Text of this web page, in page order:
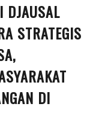
DJAUSAL
STRATEGIS
DI